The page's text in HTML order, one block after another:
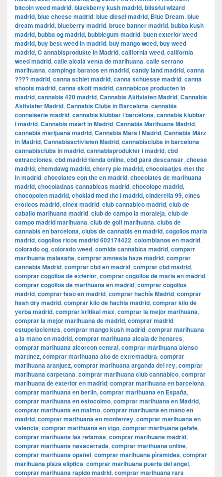
bitcoin weed madrid, blackberry kush madrid, blissful wizard
madrid, blue cheese madrid, blue diesel madrid, Blue Dream, blue
dream madrid, blueberry madrid, bruce banner madrid, bubba kush
madrid, bubba og madrid, bubblegum madrid, buen exterior weed
madrid, buy best weed in madrid, buy mango weed, buy weed
madrid, C annabisprodukte in Madrid, california weed, california
weed madrid, calle alcala venta de marihuana, calle serrano
marihuana, campings baratos en madrid, candy land madrid, canna
???? madrid, canna schiet madrid, canna schuesse madrid, canna
shoots madrid, canna skott madrid, cannabicos producten in
madrid, cannabis 420 madrid, Cannabis Aktivisten Madrid, Cannabis
Aktivister Madrid, Cannabis Clubs in Barcelona, cannabis
connaiserie madrid, cannabis klubbar i barcelona, cannabis klubbar
i madrid, Cannabis maart in Madrid, Cannabis Marihuana Madrid,
cannabis marijuana madrid, Cannabis Mars i Madrid, Cannabis März
in Madrid, Cannabisactivisten Madrid, cannabisclubs in barcelona,
cannabisclubs in madrid, cannabisprodukter i madrid, cbd
extracciones, cbd madrid tienda online, cbd para descansar, cheese
madrid, chemdawg madrid, cherry pie madrid, chocolaatjes met thc
in madrid, chocolates con thc en madrid, chocolates de marihuana
madrid, chocolatinas cannabicas madrid, chocolope madrid,
chocopolen madrid, choklad med thc i madrid, cinderella 99, cines
eroticos madrid, cinex madrid, club cannabico madrid, club de
caballo marihuana madrid, club de campo la moraleja, club de
campo madrid marihuana, club de golf marihuana, clubs de
cannabis en barcelona, clubs de cannabis en madrid, cogollos maria
madrid, cogollos ricos madrid 602174422, colombianos en madrid,
colorado og, colorado weed, comida cannabica madrid, comparr
marihuana malasaña, comprar amnesia haze madrid, comprar
cannabis Madrid, comprar cbd en madrid, comprar cbd madrid,
comprar cogollos de exterior, comprar cogollos de maria en madrid,
comprar cogollos de marihuana en madrid, comprar cogollos
madrid, comprar faso en madrid, comprar hachís Madrid, comprar
hash dry madrid, comprar kilo de hachis madrid, comprar kilo de
yerba madrid, comprar kritikal max, comprar la mejor marihuana,
comprar la mejor marihuana de madrid, comprar madrid
estupefacientes, comprar mango kush madrid, comprar marihuana
a la mano en madrid, comprar marihuana alcala de henares,
comprar marihuana alcorcon central, comprar marihuana alonso
martinez, comprar marihuana alto de extremadura, comprar
marihuana aranjuez, comprar marihuana arganda del rey, comprar
marihuana carpetana, comprar marihuana club cannabico, comprar
marihuana de exterior en madrid, comprar marihuana en barcelona,
comprar marihuana en berlin, comprar marihuana en España,
comprar marihuana en estocolmo, comprar marihuana en Madrid,
comprar marihuana en malmo, comprar marihuana en mano en
madrid, comprar marihuana en monterrey, comprar marihuana en
valencia, comprar marihuana en vigo, comprar marihuana getafe,
comprar marihuana las retamas, comprar marihuana madrid,
comprar marihuana navacerrada, comprar marihuana online,
comprar marihuana opañel, comprar marihuana pìramides, comprar
marihuana plaza eliptica, comprar marihuana puerta del angel,
comprar marihuana rapido madrid, comprar marihuana rara